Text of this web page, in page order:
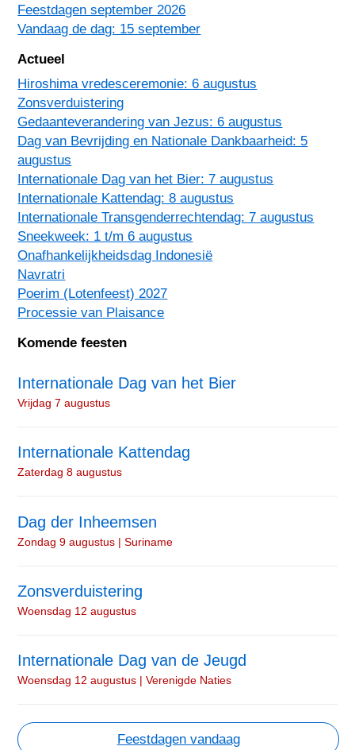
Feestdagen september 2026
Vandaag de dag: 15 september
Actueel
Hiroshima vredesceremonie: 6 augustus
Zonsverduistering
Gedaanteverandering van Jezus: 6 augustus
Dag van Bevrijding en Nationale Dankbaarheid: 5
augustus
Internationale Dag van het Bier: 7 augustus
Internationale Kattendag: 8 augustus
Internationale Transgenderrechtendag: 7 augustus
Sneekweek: 1 t/m 6 augustus
Onafhankelijkheidsdag Indonesië
Navratri
Poerim (Lotenfeest) 2027
Processie van Plaisance
Komende feesten
Internationale Dag van het Bier
Vrijdag 7 augustus
Internationale Kattendag
Zaterdag 8 augustus
Dag der Inheemsen
Zondag 9 augustus | Suriname
Zonsverduistering
Woensdag 12 augustus
Internationale Dag van de Jeugd
Woensdag 12 augustus | Verenigde Naties
Feestdagen vandaag